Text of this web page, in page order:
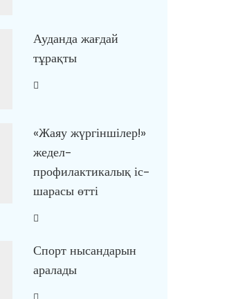
Ауданда жағдай
тұрақты
«Жаяу жүргіншілер!»
жедел-
профилактикалық іс-
шарасы өтті
Спорт нысандарын
аралады